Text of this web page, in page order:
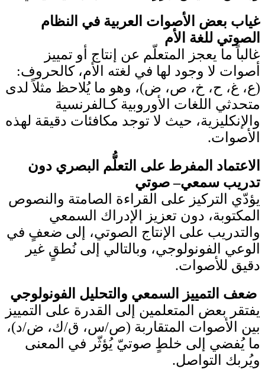
غياب بعض الأصوات العربية في النظام
الصوتي للغة الأم
غالباً ما يعجز المتعلّم عن إنتاج أو تمييز
أصوات لا وجود لها في لغته الأم، كالحروف:
(ع، غ، ح، خ، ص، ض)، وهو ما يُلاحظ مثلاً لدى
متحدثي اللغات الأوروبية كـالفرنسية
والإنكليزية، حيث لا توجد مكافئات دقيقة لهذه
الأصوات.
الاعتماد المفرط على التعلُّم البصري دون
تدريب سمعي– صوتي
يؤدّي التركيز على القراءة الصامتة والنصوص
المكتوبة، دون تعزيز الإدراك السمعي
والتدريب على الإنتاج الصوتي، إلى ضعفٍ في
الوعي الفونولوجي، وبالتالي إلى نُطقٍ غير
دقيق للأصوات.
ضعف التمييز السمعي والتحليل الفونولوجي
يفتقر بعض المتعلمين إلى القدرة على التمييز
بين الأصوات المتقاربة (ص/س، ق/ك، ض/د)،
ما يُفضي إلى خلطٍ صوتيّ يُؤثّر في المعنى
ويُربك التو اصل.